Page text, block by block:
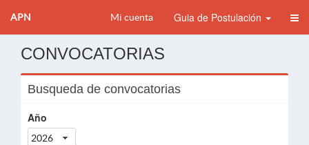
APN Mi cuenta Guia de Postulación
CONVOCATORIAS
Busqueda de convocatorias
Año
2026